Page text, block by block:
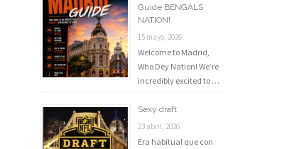
Guide BENGALS
NATION!
15 mayo, 2026
Welcome to Madrid,
Who Dey Nation! We’re
incredibly excited to …
Sexy draft
23 abril, 2026
Era habitual que con